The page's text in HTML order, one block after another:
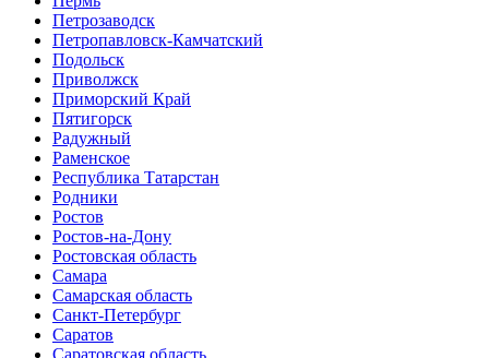
Петрозаводск
Петропавловск-Камчатский
Подольск
Приволжск
Приморский Край
Пятигорск
Радужный
Раменское
Республика Татарстан
Родники
Ростов
Ростов-на-Дону
Ростовская область
Самара
Самарская область
Санкт-Петербург
Саратов
Саратовская область